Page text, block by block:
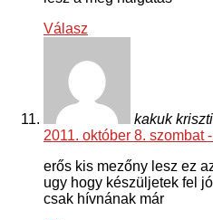
Válasz
kakuk
2011. október 8. szombat
erős kis mezőny lesz ez
ugy hogy készüljetek fel
csak hívnának már